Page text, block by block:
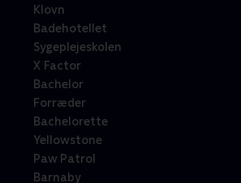
Klovn
Badehotellet
Sygeplejeskolen
X Factor
Bachelor
Forræder
Bachelorette
Yellowstone
Paw Patrol
Barnaby